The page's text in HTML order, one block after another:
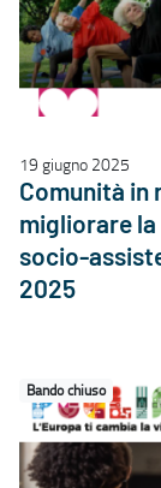
19 giugno 2025
Comunità in
migliorare
socio-
2025
Bando chiuso